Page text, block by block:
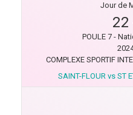
Jour de
22
POULE 7 -
COMPLEXE SPORTIF
SAINT-FLOUR vs ST